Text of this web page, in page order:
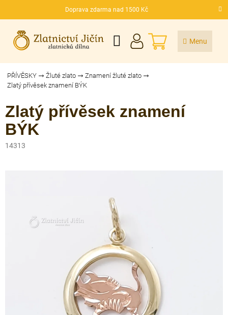
Doprava zdarma nad 1500 Kč
CZK
NÁKUPNÍ
KOŠÍK
PŘÍVĚSKY Žluté zlato
Znamení žluté zlato
Zlatý přívěsek znamení BÝK
Zlatý přívěsek znamení
BÝK
14313